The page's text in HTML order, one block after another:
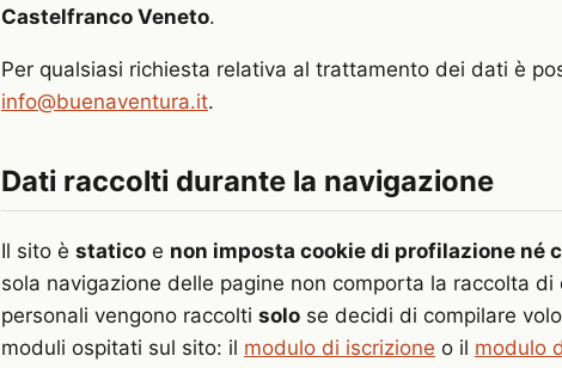
Castelfranco Veneto.
Per qualsiasi richiesta relativa al trattamento dei dati è
info@buenaventura.it.
Dati raccolti durante la navigazione
Il sito è statico e non imposta cookie di profilazione né
sola navigazione delle pagine non comporta la raccolta
personali vengono raccolti solo se decidi di compilare
moduli ospitati sul sito: il modulo di iscrizione o il modulo